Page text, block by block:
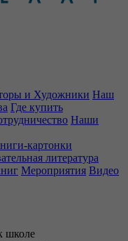
и Художники Наш
Где купить
Наши
картонки
литература
Мероприятия Видео
школе